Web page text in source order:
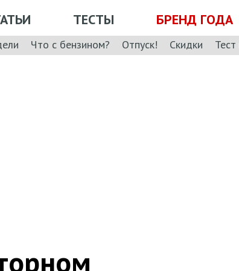
ТЕСТЫ БРЕНД ГОДА
Что с бензином? Отпуск! Скидки